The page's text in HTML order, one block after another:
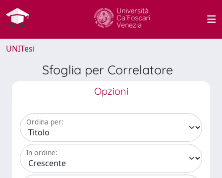
UNITesi
Sfoglia per Correlatore
Opzioni
Ordina per:
In ordine: